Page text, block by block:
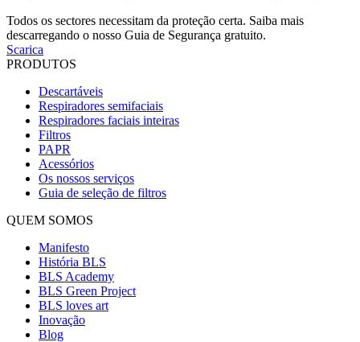
Todos os sectores necessitam da proteção certa. Saiba mais
descarregando o nosso Guia de Segurança gratuito.
Scarica
PRODUTOS
Descartáveis
Respiradores semifaciais
Respiradores faciais inteiras
Filtros
PAPR
Acessórios
Os nossos serviços
Guia de seleção de filtros
QUEM SOMOS
Manifesto
História BLS
BLS Academy
BLS Green Project
BLS loves art
Inovação
Blog